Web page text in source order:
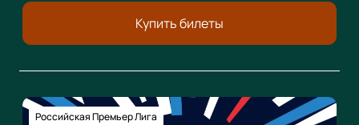
Купить билеты
Российская Премьер Лига